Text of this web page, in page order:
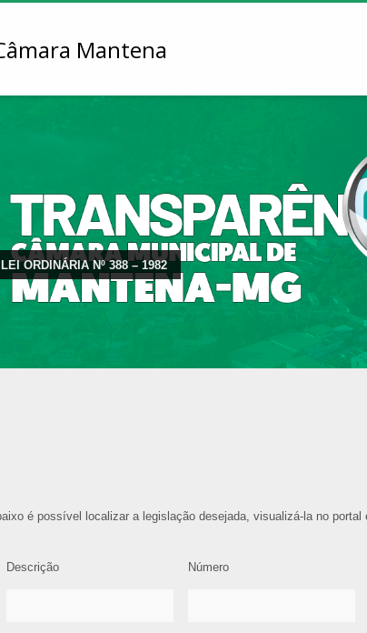
LEI ORDINÁRIA Nº 388 – 1982
é possível localizar a legislação desejada, visualizá-la no
Descrição Número